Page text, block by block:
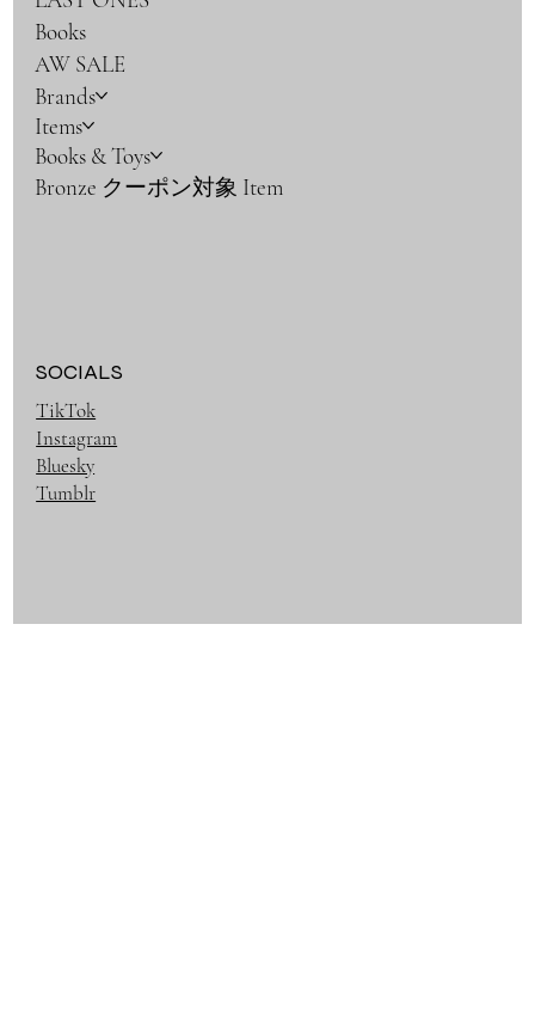
Books
AW SALE
Brands
Items
Books & Toys
Bronze クーポン対象 Item
SOCIALS
TikTok
Instagram
Bluesky
Tumblr